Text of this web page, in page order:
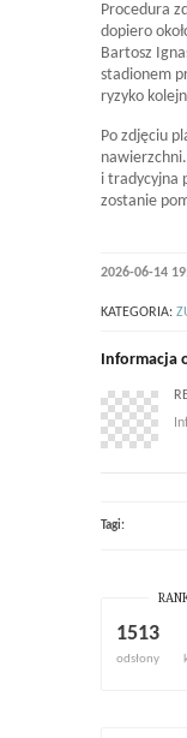
Procedura
dopiero
Bartosz
stadionem
ryzyko
Po zdjęciu
i tradycyjna
zostanie
2026-06-14
KATEGORIA:
Informacja
Tagi:
1513
odsłony